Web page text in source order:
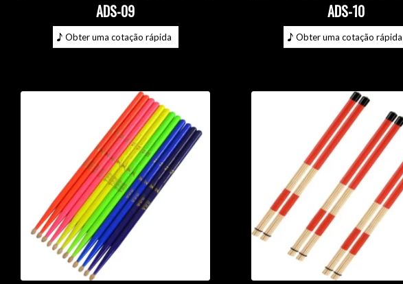
ADS-09
Obter uma cotação rápida
ADS-10
Obter uma cotação rápida